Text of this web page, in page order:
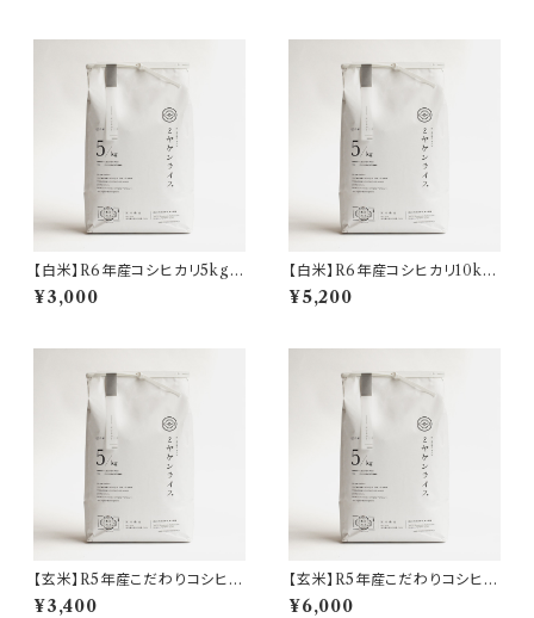
【白米】R6年産コシヒカリ5kg
(送料込)
¥3,000
【白米】R6年産コシヒカリ10kg
(送料込)
¥5,200
【玄米】R5年産こだわりコシヒカ
リ5㎏(送料込)
¥3,400
【玄米】R5年産こだわりコシヒカ
リ10㎏(送料込)
¥6,000